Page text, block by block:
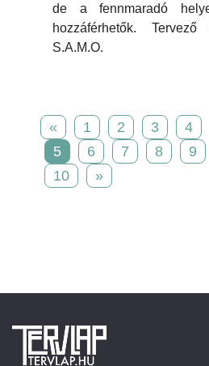
de a fennmaradó
hozzáférhetők. Tervező
S.A.M.O.
« 1 2 3
4
5
6 7 8
9
10
»